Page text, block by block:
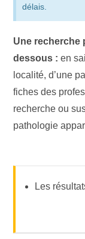
délais.
Une recherche
dessous : en
localité, d’une
fiches des
recherche ou
pathologie
Les